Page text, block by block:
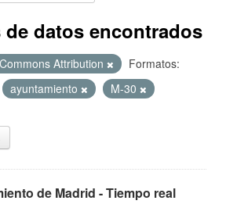
datos encontrados
Attribution
Formatos:
ayuntamiento
M-30
de Madrid - Tiempo real